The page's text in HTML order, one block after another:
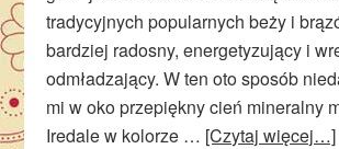
tradycyjnych popularnych beży i
bardziej radosny, energetyzujący i
odmładzający. W ten oto sposób
mi w oko przepiękny cień mineralny
Iredale w kolorze … [Czytaj więcej…]